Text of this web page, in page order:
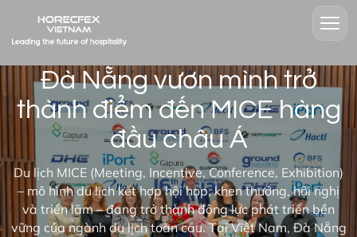
Đà Nẵng vươn mình trở
thành điểm đến MICE hàng
đầu châu Á
Du lịch MICE (Meeting, Incentive, Conference, Exhibition)
– mô hình du lịch kết hợp hội họp, khen thưởng, hội nghị
và triển lãm – đang trở thành động lực phát triển bền
vững của ngành du lịch toàn cầu. Tại Việt Nam, Đà Nẵng